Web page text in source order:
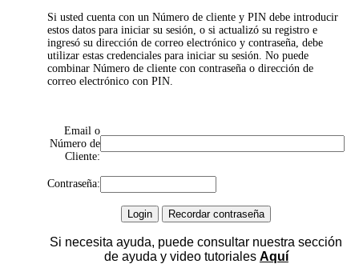
Si usted cuenta con un Número de cliente y PIN debe introducir
estos datos para iniciar su sesión, o si actualizó su registro e
ingresó su dirección de correo electrónico y contraseña, debe
utilizar estas credenciales para iniciar su sesión. No puede
combinar Número de cliente con contraseña o dirección de
correo electrónico con PIN.
Email o
Número de
Cliente:
Contraseña:
Si necesita ayuda, puede consultar nuestra sección
de ayuda y video tutoriales Aquí